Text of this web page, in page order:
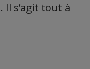
s’agit tout à